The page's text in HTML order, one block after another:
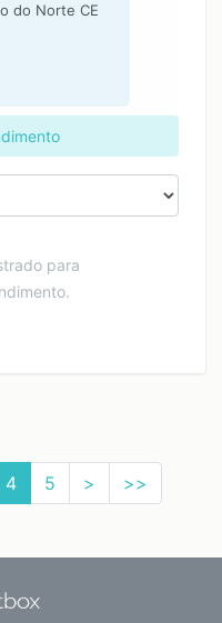
do Norte CE
para
4 5 > >>